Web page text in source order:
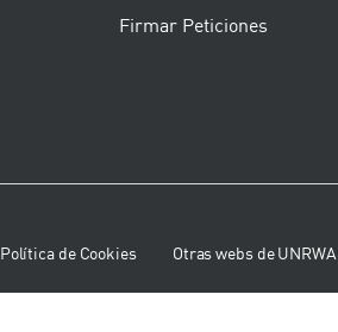
Firmar Peticiones
Política de Cookies Otras webs de UNRWA